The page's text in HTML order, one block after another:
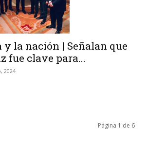
y la nación | Señalan que
fue clave para...
2024
Página 1 de 6